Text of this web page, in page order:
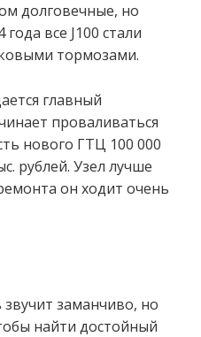
долговечные, но
все J100 стали
тормозами.
главный
проваливаться
нового ГТЦ 100 000
рублей. Узел лучше
он ходит очень
заманчиво, но
найти достойный